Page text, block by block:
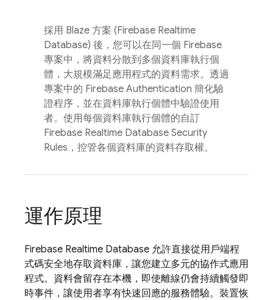
採用 Blaze 方案 (Firebase Realtime
Database) 後，您可以在同一個 Firebase
專案中，將資料分散到多個資料庫執行個
體，大規模滿足應用程式的資料需求。透過
專案中的 Firebase Authentication 簡化驗
證程序，並在資料庫執行個體中驗證使用
者。使用每個資料庫執行個體的自訂
Firebase Realtime Database Security
Rules ，控管各個資料庫的資料存取權。
運作原理
Firebase Realtime Database 允許直接從用戶端程
式碼安全地存取資料庫，讓您建立多元的協作式應用
程式。資料會留存在本機，即使離線仍會持續觸發即
時事件，讓使用者享有快速回應的服務體驗。裝置恢